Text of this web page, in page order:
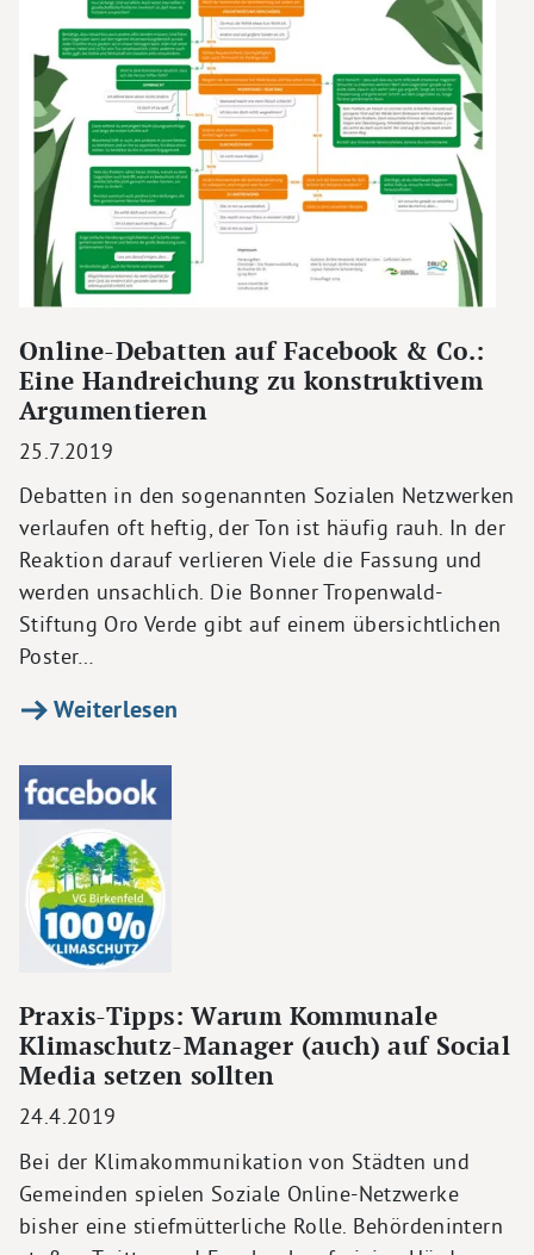
Online-Debatten auf Facebook & Co.:
Eine Handreichung zu konstruktivem
Argumentieren
25.7.2019
Debatten in den sogenannten Sozialen Netzwerken
verlaufen oft heftig, der Ton ist häufig rauh. In der
Reaktion darauf verlieren Viele die Fassung und
werden unsachlich. Die Bonner Tropenwald-
Stiftung Oro Verde gibt auf einem übersichtlichen
Poster…
Weiterlesen
Praxis-Tipps: Warum Kommunale
Klimaschutz-Manager (auch) auf Social
Media setzen sollten
24.4.2019
Bei der Klimakommunikation von Städten und
Gemeinden spielen Soziale Online-Netzwerke
bisher eine stiefmütterliche Rolle. Behördenintern